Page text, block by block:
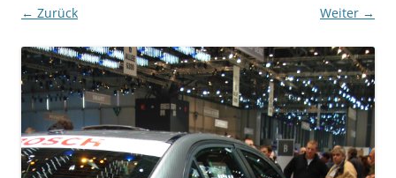
← Zurück Weiter →